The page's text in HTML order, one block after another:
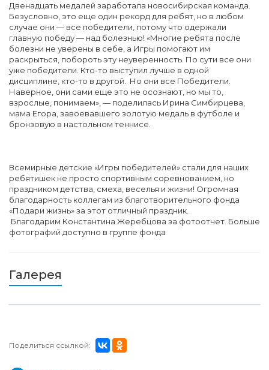
Двенадцать медалей заработала новосибирская команда.
Безусловно, это еще один рекорд для ребят, но в любом
случае они — все победители, потому что одержали
главную победу — над болезнью! «Многие ребята после
болезни не уверены в себе, а Игры помогают им
раскрыться, побороть эту неуверенность. По сути все они
уже победители. Кто-то выступил лучше в одной
дисциплине, кто-то в другой. Но они все Победители.
Наверное, они сами еще это не осознают, но мы то,
взрослые, понимаем», — поделилась Ирина Симбирцева,
мама Егора, завоевавшего золотую медаль в футболе и
бронзовую в настольном теннисе.
Всемирные детские «Игры победителей» стали для наших
ребятишек не просто спортивным соревнованием, но
праздником детства, смеха, веселья и жизни! Огромная
благодарность коллегам из благотворительного фонда
«Подари жизнь» за этот отличный праздник.
Благодарим Константина Жеребцова за фотоотчет. Больше
фотографий доступно в группе фонда
Галерея
Поделиться ссылкой: